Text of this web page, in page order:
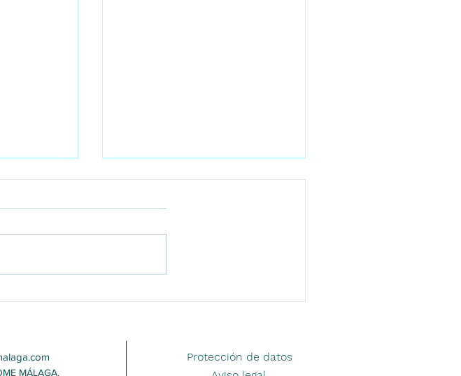
mudarte
MÁLAGA.
Protección de datos